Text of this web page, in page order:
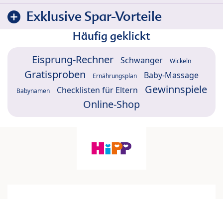
Exklusive Spar-Vorteile
Häufig geklickt
Eisprung-Rechner Schwanger Wickeln
Gratisproben Ernährungsplan Baby-Massage
Babynamen Checklisten für Eltern
Gewinnspiele
Online-Shop